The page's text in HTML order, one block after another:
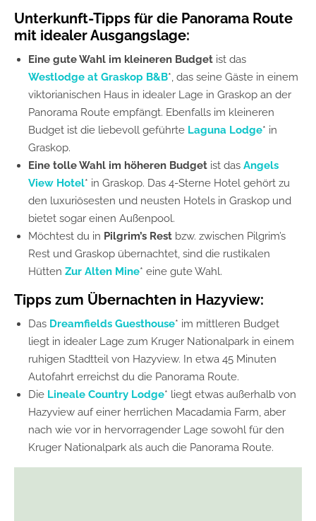
Unterkunft-Tipps für die Panorama Route
mit idealer Ausgangslage:
Eine gute Wahl im kleineren Budget ist das
Westlodge at Graskop B&B*, das seine Gäste in einem
viktorianischen Haus in idealer Lage in Graskop an der
Panorama Route empfängt. Ebenfalls im kleineren
Budget ist die liebevoll geführte Laguna Lodge* in
Graskop.
Eine tolle Wahl im höheren Budget ist das Angels
View Hotel* in Graskop. Das 4-Sterne Hotel gehört zu
den luxuriösesten und neusten Hotels in Graskop und
bietet sogar einen Außenpool.
Möchtest du in Pilgrim’s Rest bzw. zwischen Pilgrim’s
Rest und Graskop übernachtet, sind die rustikalen
Hütten Zur Alten Mine* eine gute Wahl.
Tipps zum Übernachten in Hazyview:
Das Dreamfields Guesthouse* im mittleren Budget
liegt in idealer Lage zum Kruger Nationalpark in einem
ruhigen Stadtteil von Hazyview. In etwa 45 Minuten
Autofahrt erreichst du die Panorama Route.
Die Lineale Country Lodge* liegt etwas außerhalb von
Hazyview auf einer herrlichen Macadamia Farm, aber
nach wie vor in hervorragender Lage sowohl für den
Kruger Nationalpark als auch die Panorama Route.